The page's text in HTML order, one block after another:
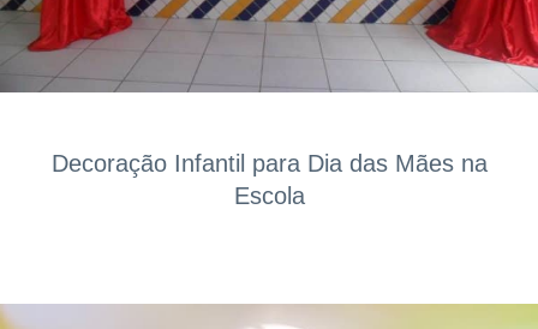
Decoração Infantil para Dia das Mães na
Escola